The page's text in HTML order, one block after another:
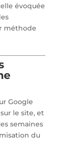
évoquée
méthode
Google
le site, et
semaines
du